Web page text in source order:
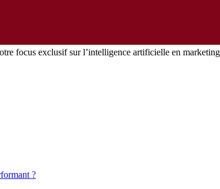
focus exclusif sur l’intelligence artificielle en
?